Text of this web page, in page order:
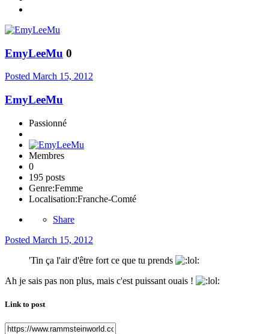
EmyLeeMu 0
Posted March 15, 2012
EmyLeeMu
Passionné
Membres
0
195 posts
Genre:Femme
Localisation:Franche-Comté
Share
Posted March 15, 2012
'Tin ça l'air d'être fort ce que tu prends
Ah je sais pas non plus, mais c'est puissant ouais !
Link to post